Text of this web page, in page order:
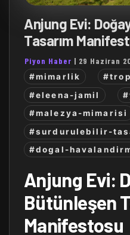
Anjung Evi:
Tasarım
Piyon Haber | 29 Haziran
#mimarlik
#eleena-jamil
#malezya-mimarisi
#surdurulebilir-
#dogal-
Anjung Evi:
Bütünleşen
Manifestosu